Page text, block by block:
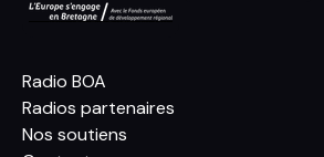
Radio BOA
Radios partenaires
Nos soutiens